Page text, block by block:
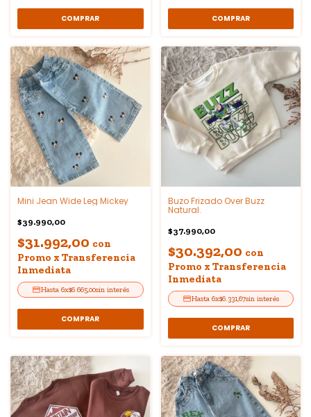
COMPRAR COMPRAR
Mini Jean Wide Leg Mickey
$39.990,00
$31.992,00 con
Promo x Transferencia
Inmediata
6x$6.665,00sin interés
COMPRAR
Buzo Frizado Over Buzz
Natural.
$37.990,00
$30.392,00 con
Promo x Transferencia
Inmediata
6x$6.331,67sin interés
COMPRAR